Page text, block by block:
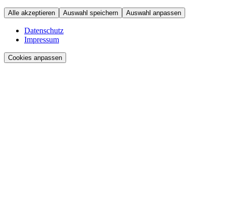
Alle akzeptieren Auswahl speichern Auswahl anpassen
Datenschutz
Impressum
Cookies anpassen